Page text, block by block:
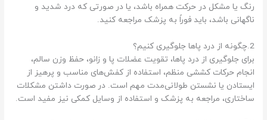
رنگ یا مشکل در حرکت همراه باشد، یا در صورتی که درد شدید و
ناگهانی باشد، باید فوراً به پزشک مراجعه کنید.
2.چگونه از درد پاها جلوگیری کنیم؟
برای جلوگیری از درد پاها، تقویت عضلات پا و زانو، حفظ وزن سالم،
انجام حرکات کششی منظم، استفاده از کفش‌های مناسب و پرهیز از
ایستادن یا نشستن طولانی‌مدت مهم است. در صورت داشتن مشکلات
ساختاری، مراجعه به پزشک و استفاده از وسایل کمکی نیز مفید است.